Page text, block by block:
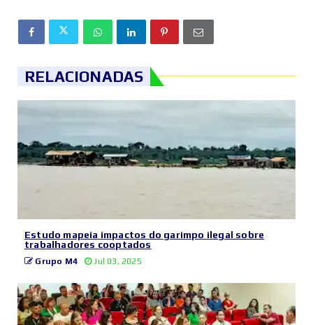
RELACIONADAS
Estudo mapeia impactos do garimpo ilegal sobre
trabalhadores cooptados
Grupo M4 Jul 03, 2025